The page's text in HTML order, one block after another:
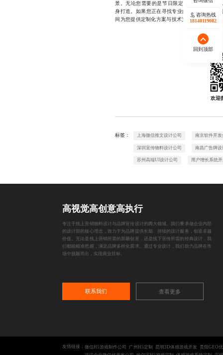
景。无论您需要的是节日限定款、品牌联名
身打造。如果您正在寻找专业的动态表情包定
间为您提供定制化方案与技术支持。
欢迎
标签： 上海微信推文设计公司 南京软件开
深圳宣传物料设计公司 南昌广告牌设
苏州高端UI设计公司 用户增长系统
咨询热线
18140119082
回到顶部
高视觉高创意高执行
专注于线上营销物料设计与品牌宣传设计的两大领域。我们秉承做企业内部
的设计部的核心理念，致力于为品牌提供长期、持续的设计服务，创造卓越
价值。无论是线上营销所需的新颖创意，还是线下宣传所需的经典设计，我
们都能精准把握，满足品牌多样化需求。通过专业设计，我们助力品牌在市
场中脱颖而出，实现商业目标。
联系我们 查看更多
友情链接： 微信H5游戏制作公司 广州H5定制 昆明3D体感游戏开发 贵阳GEO